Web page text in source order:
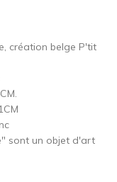
création belge P'tit
sont un objet d'art